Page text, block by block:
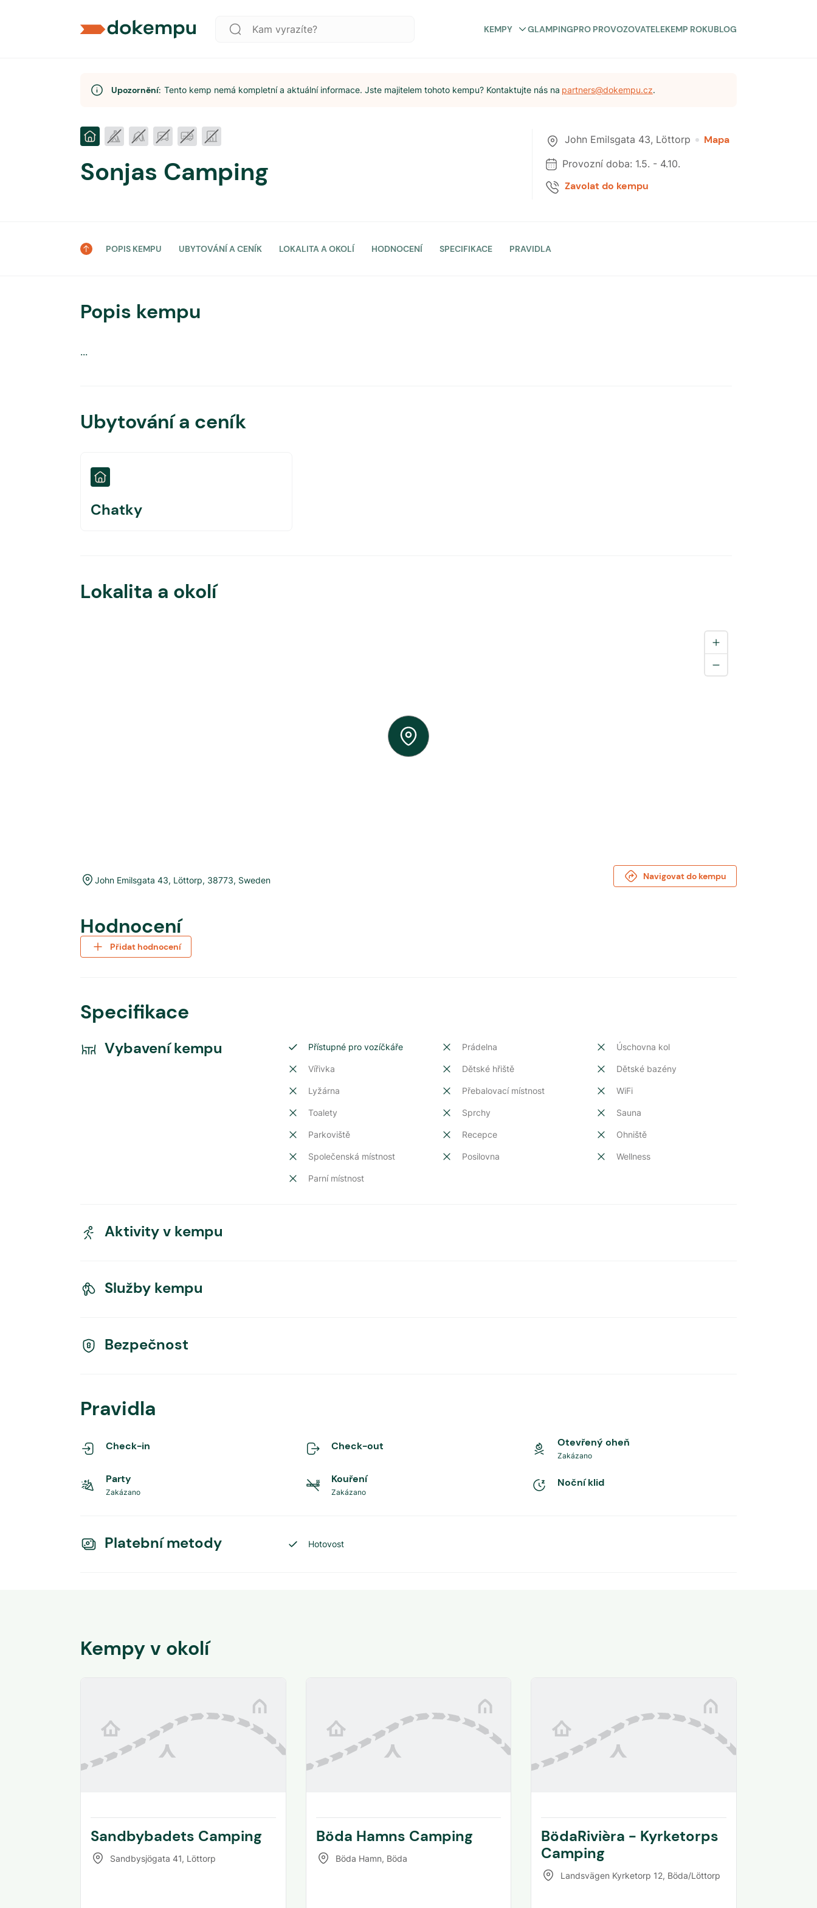
KEMPY GLAMPINGPRO PROVOZOVATELEKEMP ROKUBLOG
Upozornění: Tento kemp nemá kompletní a aktuální informace. Jste majitelem tohoto kempu? Kontaktujte nás na partners@dokempu.cz.
Sonjas Camping
John Emilsgata 43, Löttorp Mapa
Provozní doba: 1.5. - 4.10.
Zavolat do kempu
POPIS KEMPU UBYTOVÁNÍ A CENÍK LOKALITA A OKOLÍ HODNOCENÍ SPECIFIKACE PRAVIDLA
Popis kempu
...
Ubytování a ceník
Chatky
Lokalita a okolí
John Emilsgata 43, Löttorp, 38773, Sweden Navigovat do kempu
Hodnocení
Přidat hodnocení
Specifikace
Vybavení kempu Přístupné pro vozíčkáře Prádelna Úschovna kol
Vířivka Dětské hřiště Dětské bazény
Lyžárna Přebalovací místnost WiFi
Toalety Sprchy Sauna
Parkoviště Recepce Ohniště
Společenská místnost Posilovna Wellness
Parní místnost
Aktivity v kempu
Služby kempu
Bezpečnost
Pravidla
Check-in Check-out Otevřený oheň
Zakázano
Party
Zakázano
Kouření
Zakázano
Noční klid
Platební metody Hotovost
Kempy v okolí
Sandbybadets Camping
Sandbysjögata 41, Löttorp
Böda Hamns Camping
Böda Hamn, Böda
BödaRivièra - Kyrketorps
Camping
Landsvägen Kyrketorp 12, Böda/Löttorp